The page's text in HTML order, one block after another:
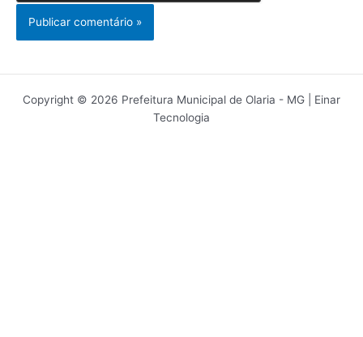
Copyright © 2026 Prefeitura Municipal de Olaria - MG | Einar
Tecnologia